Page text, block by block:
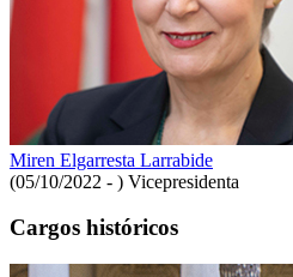
Miren Elgarresta Larrabide
(05/10/2022 - ) Vicepresidenta
Cargos históricos